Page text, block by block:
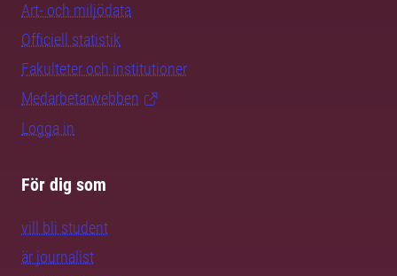
Art- och miljödata
Officiell statistik
Fakulteter och institutioner
Medarbetarwebben
Logga in
För dig som
vill bli student
är journalist